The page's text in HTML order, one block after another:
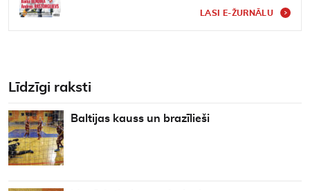
LASI E-ŽURNĀLU
Līdzīgi raksti
Baltijas kauss un brazīlieši